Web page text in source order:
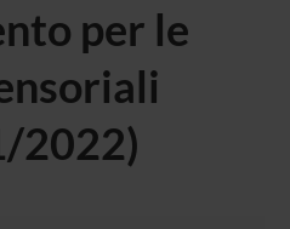
per le
2022)